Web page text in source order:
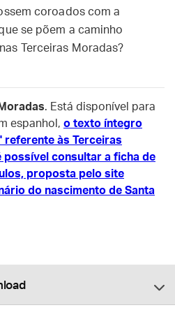
coroados com a
se põem a caminho
Terceiras Moradas?
. Está disponível para
espanhol, o texto íntegro
referente às Terceiras
possível consultar a ficha de
proposta pelo site
do nascimento de Santa